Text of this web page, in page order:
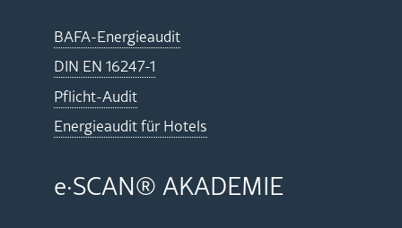
BA­FA-En­er­gie­au­dit
DIN EN 16247-1
Pflicht-Au­dit
En­er­gie­au­dit für Ho­tels
e·SCAN® AKA­DE­MIE